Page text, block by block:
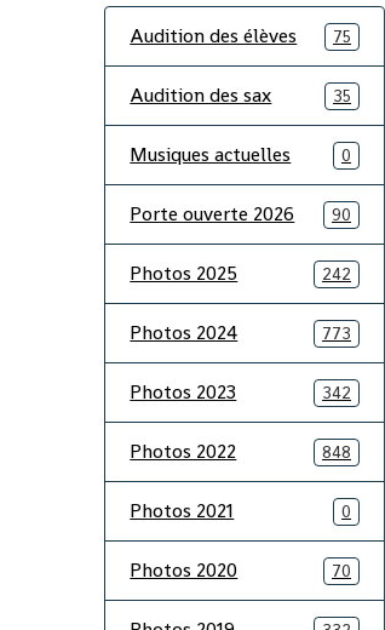
Audition des élèves 75
Audition des sax 35
Musiques actuelles 0
Porte ouverte 2026 90
Photos 2025 242
Photos 2024 773
Photos 2023 342
Photos 2022 848
Photos 2021 0
Photos 2020 70